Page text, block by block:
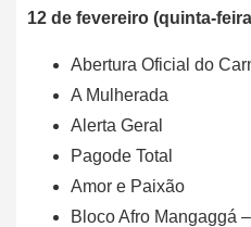
12 de fevereiro
Abertura Oficial do
A Mulherada
Alerta Geral
Pagode Total
Amor e Paixão
Bloco Afro Mangaggá